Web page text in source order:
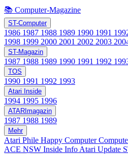
📚 Computer-Magazine
ST-Computer
1986 1987 1988 1989 1990 1991
1998 1999 2000 2001 2002 2003
ST-Magazin
1987 1988 1989 1990 1991 1992
TOS
1990 1991 1992 1993
Atari Inside
1994 1995 1996
ATARImagazin
1987 1988 1989
Mehr
Atari Phile Happy Computer
ACE NSW Inside Info Atari Update